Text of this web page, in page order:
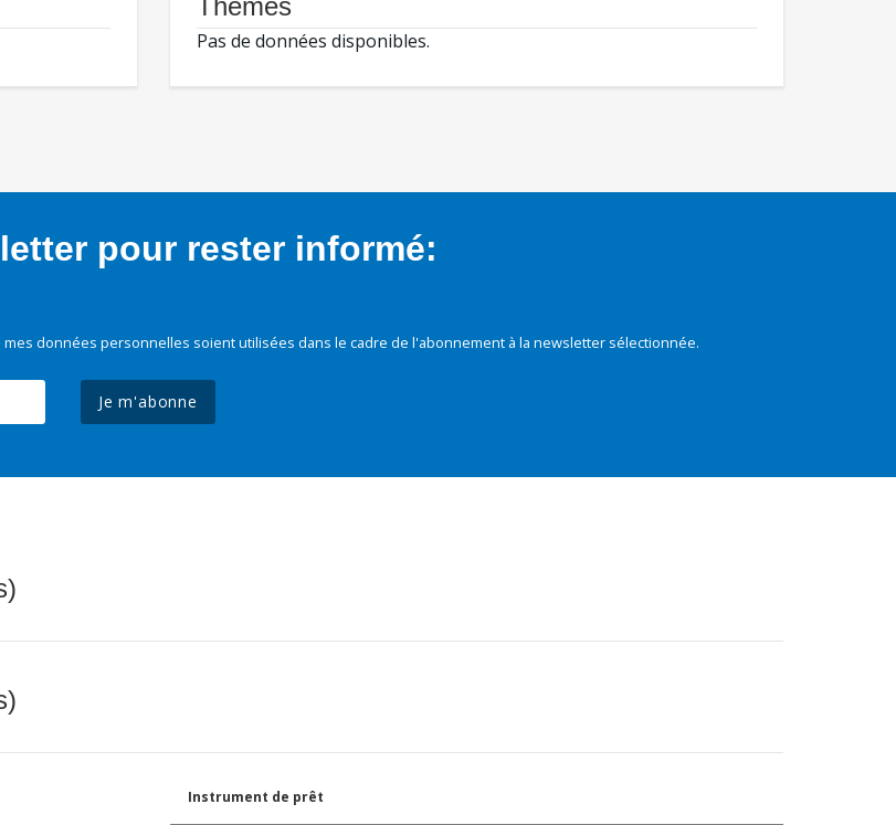
Thèmes
Pas de données disponibles.
pour rester informé:
données personnelles soient utilisées dans le cadre de l'abonnement à la newsletter sélectionnée.
Je m'abonne
Instrument de prêt